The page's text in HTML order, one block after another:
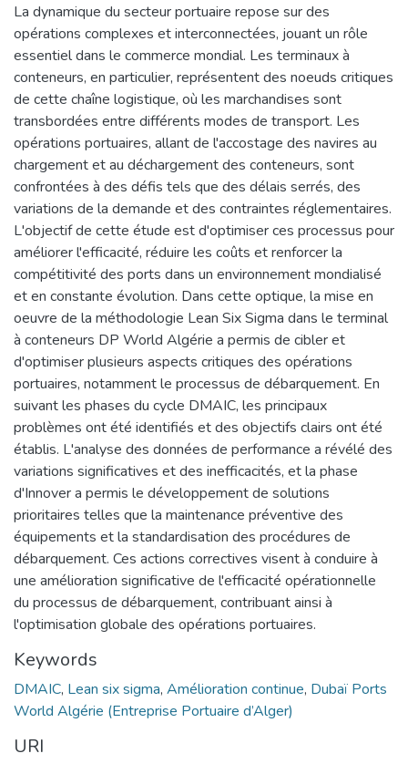
La dynamique du secteur portuaire repose sur des
opérations complexes et interconnectées, jouant un rôle
essentiel dans le commerce mondial. Les terminaux à
conteneurs, en particulier, représentent des noeuds critiques
de cette chaîne logistique, où les marchandises sont
transbordées entre différents modes de transport. Les
opérations portuaires, allant de l'accostage des navires au
chargement et au déchargement des conteneurs, sont
confrontées à des défis tels que des délais serrés, des
variations de la demande et des contraintes réglementaires.
L'objectif de cette étude est d'optimiser ces processus pour
améliorer l'efficacité, réduire les coûts et renforcer la
compétitivité des ports dans un environnement mondialisé
et en constante évolution. Dans cette optique, la mise en
oeuvre de la méthodologie Lean Six Sigma dans le terminal
à conteneurs DP World Algérie a permis de cibler et
d'optimiser plusieurs aspects critiques des opérations
portuaires, notamment le processus de débarquement. En
suivant les phases du cycle DMAIC, les principaux
problèmes ont été identifiés et des objectifs clairs ont été
établis. L'analyse des données de performance a révélé des
variations significatives et des inefficacités, et la phase
d'Innover a permis le développement de solutions
prioritaires telles que la maintenance préventive des
équipements et la standardisation des procédures de
débarquement. Ces actions correctives visent à conduire à
une amélioration significative de l'efficacité opérationnelle
du processus de débarquement, contribuant ainsi à
l'optimisation globale des opérations portuaires.
Keywords
DMAIC, Lean six sigma, Amélioration continue, Dubaï Ports
World Algérie (Entreprise Portuaire d’Alger)
URI